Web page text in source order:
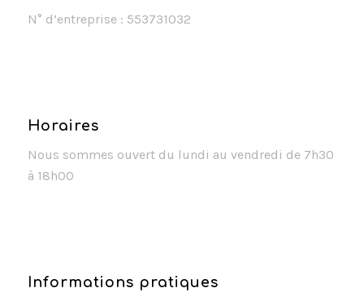
N° d’entreprise : 553731032
Horaires
Nous sommes ouvert du lundi au vendredi de 7h30
à 18h00
Informations pratiques